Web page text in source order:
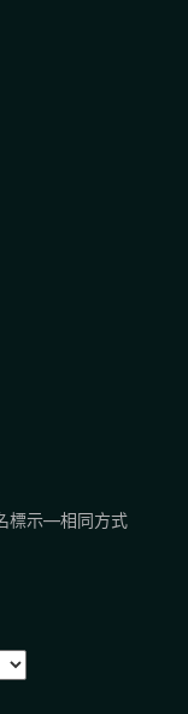
標示—相同方式